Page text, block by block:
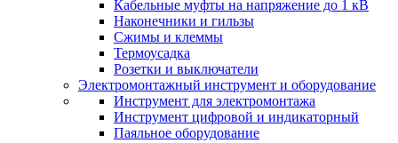
Кабельные муфты на напряжение до 1 кВ
Наконечники и гильзы
Сжимы и клеммы
Термоусадка
Розетки и выключатели
Электромонтажный инструмент и оборудование
Инструмент для электромонтажа
Инструмент цифровой и индикаторный
Паяльное оборудование